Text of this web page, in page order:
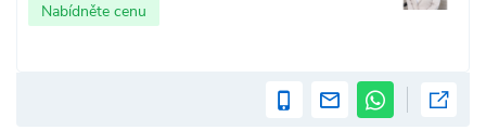
Nabídněte cenu